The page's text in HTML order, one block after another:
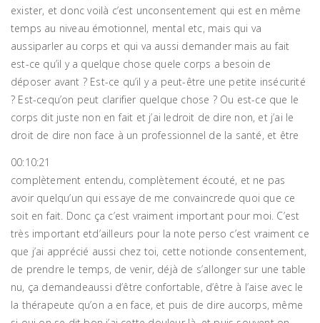
exister, et donc voilà c’est unconsentement qui est en même
temps au niveau émotionnel, mental etc, mais qui va
aussiparler au corps et qui va aussi demander mais au fait
est-ce qu’il y a quelque chose quele corps a besoin de
déposer avant ? Est-ce qu’il y a peut-être une petite insécurité
? Est-cequ’on peut clarifier quelque chose ? Ou est-ce que le
corps dit juste non en fait et j’ai ledroit de dire non, et j’ai le
droit de dire non face à un professionnel de la santé, et être
00:10:21
complètement entendu, complètement écouté, et ne pas
avoir quelqu’un qui essaye de me convaincrede quoi que ce
soit en fait. Donc ça c’est vraiment important pour moi. C’est
très important etd’ailleurs pour la note perso c’est vraiment ce
que j’ai apprécié aussi chez toi, cette notionde consentement,
de prendre le temps, de venir, déjà de s’allonger sur une table
nu, ça demandeaussi d’être confortable, d’être à l’aise avec le
la thérapeute qu’on a en face, et puis de dire aucorps, même